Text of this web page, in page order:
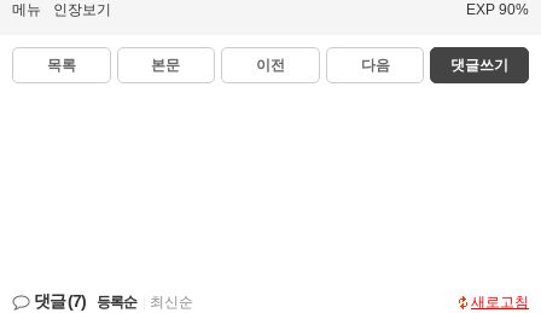
메뉴 인장보기 EXP 90%
목록 본문 이전 다음 댓글쓰기
댓글(7) 등록순 최신순 새로고침